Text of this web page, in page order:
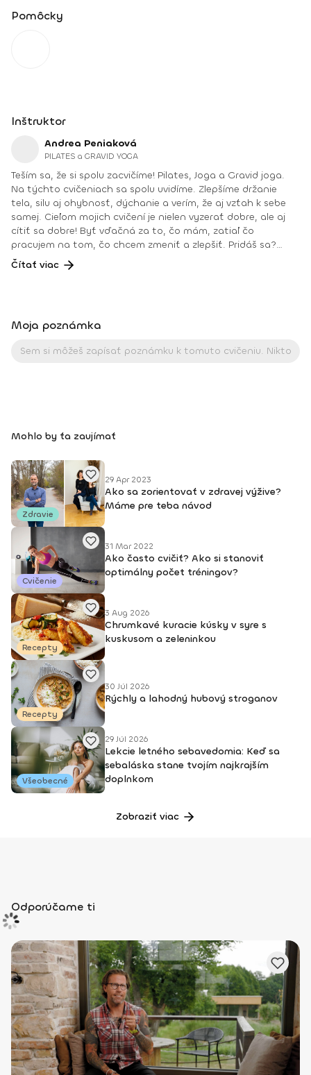
Pomôcky
Inštruktor
Andrea Peniaková
PILATES a GRAVID YOGA
Teším sa, že si spolu zacvičíme! Pilates, Joga a Gravid joga.
Na týchto cvičeniach sa spolu uvidíme. Zlepšíme držanie
tela, silu aj ohybnosť, dýchanie a verím, že aj vzťah k sebe
samej. Cieľom mojich cvičení je nielen vyzerať dobre, ale aj
cítiť sa dobre! Byť vďačná za to, čo mám, zatiaľ čo
pracujem na tom, čo chcem zmeniť a zlepšiť. Pridáš sa?
Teším sa na teba na online lekciách vo Fitshakeri, aj vo
Fitshaker podcaste! Taktiež osobne na mojich hodinách v
@andrea_mindfulflow Dosiahnuté vzdelanie: • Špecializačný
IYN certificate – Mindfulness Yoga Instructor (mesačný
academy), Trnava, 2004 • Kurz tanečnej a pohybovej terapie
Čítať viac
Moja poznámka
Mohlo by ťa zaujímať
Zdravie
29 Apr 2023
Ako sa zorientovať v zdravej výžive?
Máme pre teba návod
Cvičenie
31 Mar 2022
Ako často cvičiť? Ako si stanoviť
optimálny počet tréningov?
Recepty
3 Aug 2026
Chrumkavé kuracie kúsky v syre s
kuskusom a zeleninkou
Recepty
30 Júl 2026
Rýchly a lahodný hubový stroganov
Všeobecné
29 Júl 2026
Lekcie letného sebavedomia: Keď sa
sebaláska stane tvojím najkrajším
doplnkom
Zobraziť viac
Odporúčame ti